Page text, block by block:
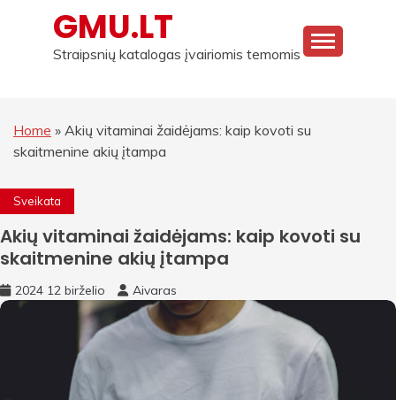
GMU.LT
Straipsnių katalogas įvairiomis temomis
Home » Akių vitaminai žaidėjams: kaip kovoti su
skaitmenine akių įtampa
Sveikata
Akių vitaminai žaidėjams: kaip kovoti su
skaitmenine akių įtampa
2024 12 birželio Aivaras